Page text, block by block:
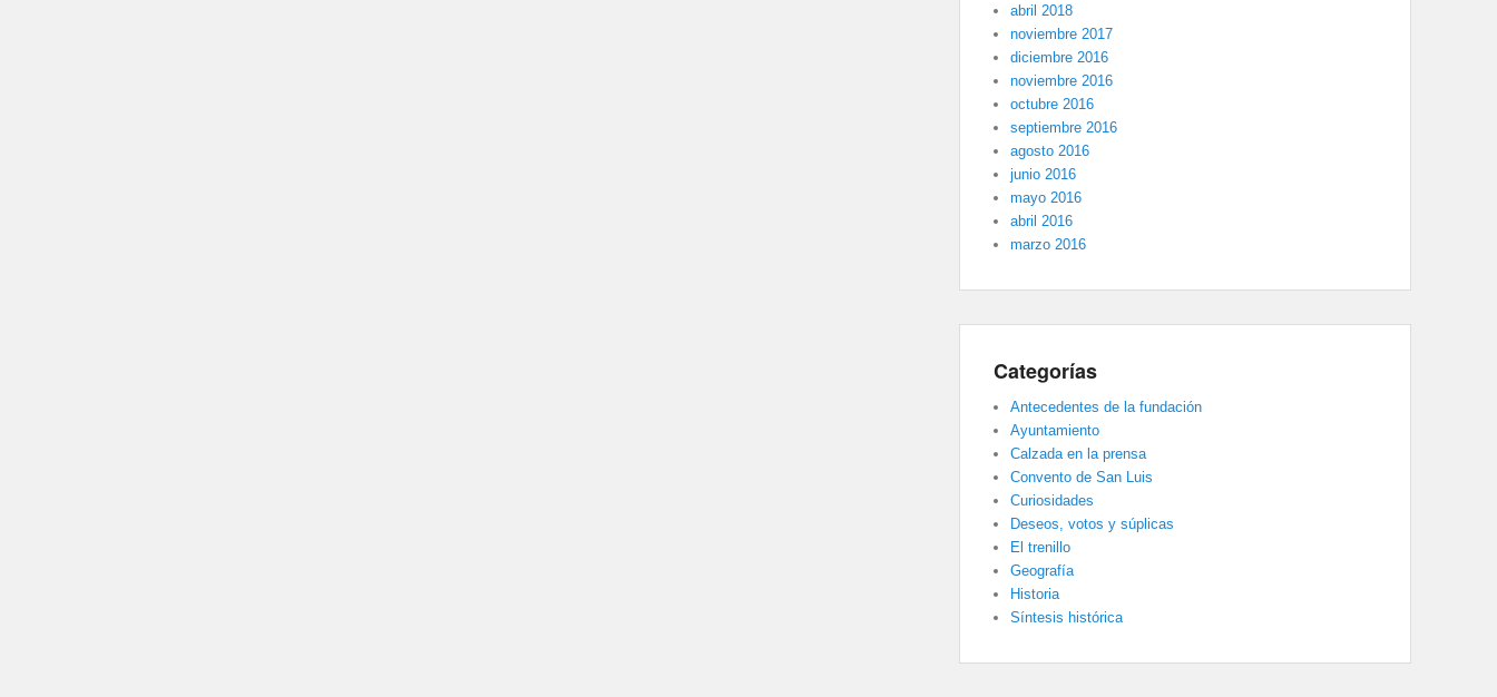
abril 2018
noviembre 2017
diciembre 2016
noviembre 2016
octubre 2016
septiembre 2016
agosto 2016
junio 2016
mayo 2016
abril 2016
marzo 2016
Categorías
Antecedentes de la fundación
Ayuntamiento
Calzada en la prensa
Convento de San Luis
Curiosidades
Deseos, votos y súplicas
El trenillo
Geografía
Historia
Síntesis histórica